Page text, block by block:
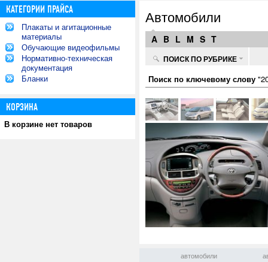
Автомобили
A B L M S T
ПОИСК ПО РУБРИКЕ
Поиск по ключевому слову
автомобили
КАТЕГОРИИ ПРАЙСА
Плакаты и агитационные
материалы
Обучающие видеофильмы
Нормативно-техническая
документация
Бланки
КОРЗИНА
В корзине нет товаров